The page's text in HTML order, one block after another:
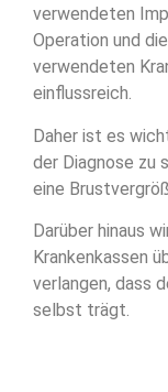
verwendeten
Operation und
verwendeten
einflussreich.
Daher ist es
der Diagnose zu
eine
Darüber hinaus
Krankenkassen
verlangen, dass
selbst trägt.